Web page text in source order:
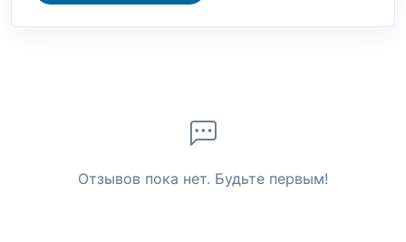
Отзывов пока нет. Будьте первым!